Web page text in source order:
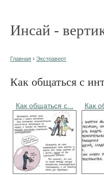
Инсай -
Главная › Экстраверт
Как общаться с
Как общаться с... Как